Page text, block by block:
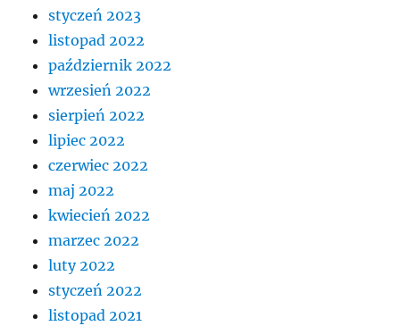
styczeń 2023
listopad 2022
październik 2022
wrzesień 2022
sierpień 2022
lipiec 2022
czerwiec 2022
maj 2022
kwiecień 2022
marzec 2022
luty 2022
styczeń 2022
listopad 2021